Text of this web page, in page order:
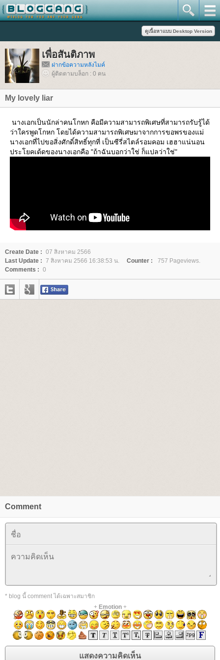
เพื่อสันติภาพ
ฝากข้อความหลังไมค์
ผู้ติดตามบล็อก : 0 คน
My lovely liar
นางเอกเป็นนักล่าคนโกหก คือมีความสามารถพิเศษที่สามารถรับรู้ได้
ว่าใครพูดโกหก โดยได้ความสามารถพิเศษมาจากการขอพรของแม่
นางเอกที่ไปขอสิ่งศักดิ์สิทธิ์ทุกที่ เป็นซีรี่สไตล์รอมคอม เฮฮาแน่นอน
ประโยคเด้ดของนางเอกคือ "ถ้าฉันบอกว่าใช่ ก็แปลว่าใช่"
Create Date : 07 สิงหาคม 2566
Last Update : 7 สิงหาคม 2566 16:38:53 น. Counter :
757 Pageviews.
Comments : 0
Comment
* blog นี้ comment ได้เฉพาะสมาชิก
+ Emotion+